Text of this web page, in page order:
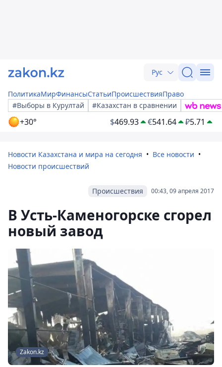
Рус
ПолитикаМирФинансыСтатьиПроисшествияПраво
#Выборы в Курултай
#Казахстан в сравнении
+30° $469.93 €541.64 ₽5.71
Новости Казахстана и мира на сегодня
Все новости
Новости происшествий
00:43, 09 апреля 2017
Происшествия
В Усть-Каменогорске сгорел
новый завод
Zakon.kz